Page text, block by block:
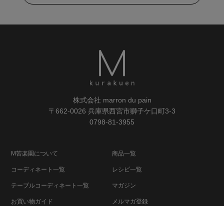
株式会社 marron du pain
〒662-0026 兵庫県西宮市獅子ケ口町3-3
0798-81-3955
M苦楽園について 商品一覧
コーディネート一覧 レシピ一覧
テーブルコーディネート一覧 マガジン
お買い物ガイド メルマガ登録